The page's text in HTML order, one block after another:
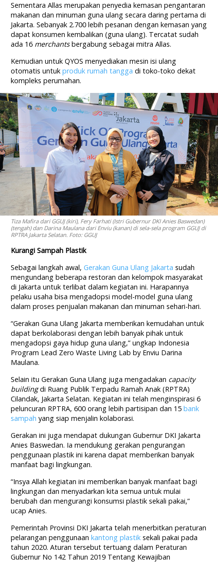
Sementara Allas merupakan penyedia kemasan pengantaran
makanan dan minuman guna ulang secara daring pertama di
Jakarta. Sebanyak 2.700 lebih pesanan dengan kemasan yang
dapat konsumen kembalikan (guna ulang). Tercatat sudah
ada 16 merchantsbergabung sebagai mitra Allas.
Kemudian untuk QYOS menyediakan mesin isi ulang
otomatis untukproduk rumah tangga di toko-toko dekat
kompleks perumahan.
Tiza Mafira dari GGUJ (kiri), Fery Farhati (Istri Gubernur DKI Anies Baswedan)
(tengah) dan Darina Maulana dari Enviu (kanan) di sela-sela program GGUJ di
RPTRA Jakarta Selatan. Foto: GGUJ
Kurangi Sampah Plastik
Sebagai langkah awal,Gerakan Guna Ulang Jakarta sudah
mengundang beberapa restoran dan kelompok masyarakat
di Jakarta untuk terlibat dalam kegiatan ini. Harapannya
pelaku usaha bisa mengadopsi model-model guna ulang
dalam proses penjualan makanan dan minuman sehari-hari.
“Gerakan Guna Ulang Jakarta memberikan kemudahan untuk
dapat berkolaborasi dengan lebih banyak pihak untuk
mengadopsi gaya hidup guna ulang,” ungkap Indonesia
Program Lead Zero Waste Living Lab by Enviu Darina
Maulana.
Selain itu Gerakan Guna Ulang juga mengadakan capacity
buildingdi Ruang Publik Terpadu Ramah Anak (RPTRA)
Cilandak, Jakarta Selatan. Kegiatan ini telah menginspirasi 6
peluncuran RPTRA, 600 orang lebih partisipan dan 15 bank
sampah yang siap menjalin kolaborasi.
Gerakan ini juga mendapat dukungan Gubernur DKI Jakarta
Anies Baswedan. Ia mendukung gerakan pengurangan
penggunaan plastik ini karena dapat memberikan banyak
manfaat bagi lingkungan.
“Insya Allah kegiatan ini memberikan banyak manfaat bagi
lingkungan dan menyadarkan kita semua untuk mulai
berubah dan mengurangi konsumsi plastik sekali pakai,”
ucap Anies.
Pemerintah Provinsi DKI Jakarta telah menerbitkan peraturan
pelarangan penggunaankantong plastik sekali pakai pada
tahun 2020. Aturan tersebut tertuang dalam Peraturan
Gubernur No 142 Tahun 2019 Tentang Kewajiban